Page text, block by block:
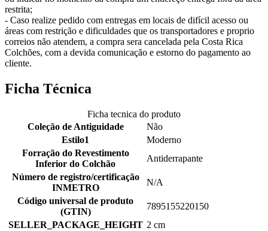
restrita;
- Caso realize pedido com entregas em locais de difícil acesso ou
áreas com restrição e dificuldades que os transportadores e proprio
correios não atendem, a compra sera cancelada pela Costa Rica
Colchões, com a devida comunicação e estorno do pagamento ao
cliente.
Ficha Técnica
Ficha tecnica do produto
Coleção de Antiguidade
Não
Estilo1
Moderno
Forração do Revestimento
Inferior do Colchão
Antiderrapante
Número de registro/certificação
INMETRO
N/A
Código universal de produto
(GTIN)
7895155220150
SELLER_PACKAGE_HEIGHT 2 cm